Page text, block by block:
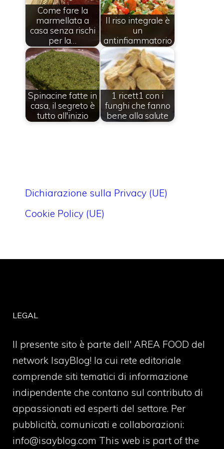
Come fare la
marmellata a
casa senza rischi
per la…
Il riso integrale è
un
antinfiammatorio
Spinacine fatte in
casa, il segreto è
tutto all'inizio
1 ricett1 con i
funghi che fanno
bene alla salute
Dichiarazione sulla Privacy (UE)
Cookie Policy (UE)
LEGAL
Il presente sito è parte dell' AREA FOOD del
network IsayBlog! la cui rete editoriale
comprende siti tematici di informazione
indipendente che contano sul contributo di
appassionati ed esperti del settore. Per
pubblicità, comunicati e collaborazioni:
info@isayblog.com This web is part of the